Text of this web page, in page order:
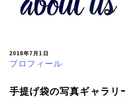
2018年7月1日
プロフィール
手提げ袋の写真ギャラリ